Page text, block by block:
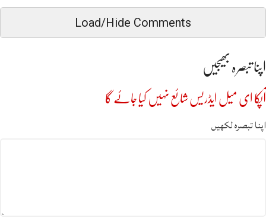
Load/Hide Comments
اپنا تبصرہ بھیجیں
آپکا ای میل ایڈریس شائع نہیں کیا جائے گا
اپنا تبصرہ لکھیں